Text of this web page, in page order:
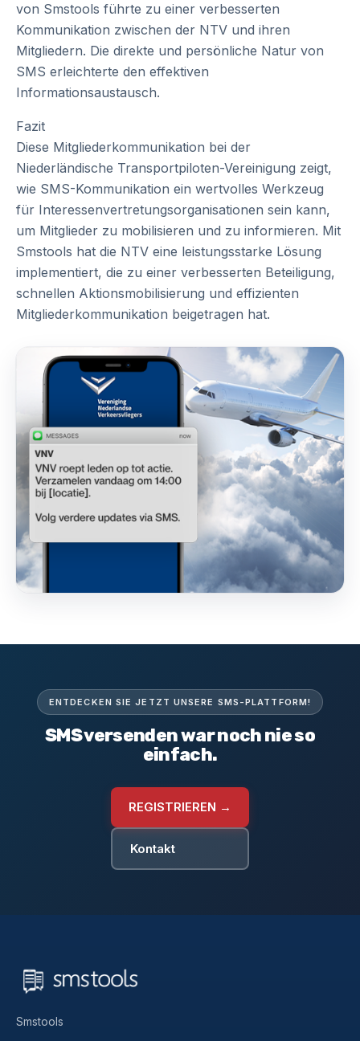
von Smstools führte zu einer verbesserten
Kommunikation zwischen der NTV und ihren
Mitgliedern. Die direkte und persönliche Natur von
SMS erleichterte den effektiven
Informationsaustausch.
Fazit
Diese Mitgliederkommunikation bei der
Niederländische Transportpiloten-Vereinigung zeigt,
wie SMS-Kommunikation ein wertvolles Werkzeug
für Interessenvertretungsorganisationen sein kann,
um Mitglieder zu mobilisieren und zu informieren. Mit
Smstools hat die NTV eine leistungsstarke Lösung
implementiert, die zu einer verbesserten Beteiligung,
schnellen Aktionsmobilisierung und effizienten
Mitgliederkommunikation beigetragen hat.
ENTDECKEN SIE JETZT UNSERE SMS-PLATTFORM!
SMS versenden war noch nie so
einfach.
REGISTRIEREN →
Kontakt
Smstools